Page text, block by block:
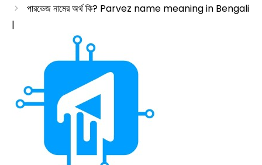
পারভেজ নামের অর্থ কি? Parvez name meaning in Bengali
|